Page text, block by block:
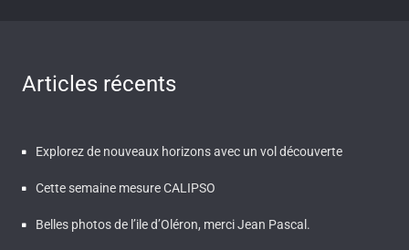
Articles récents
Explorez de nouveaux horizons avec un vol découverte
Cette semaine mesure CALIPSO
Belles photos de l’ile d’Oléron, merci Jean Pascal.